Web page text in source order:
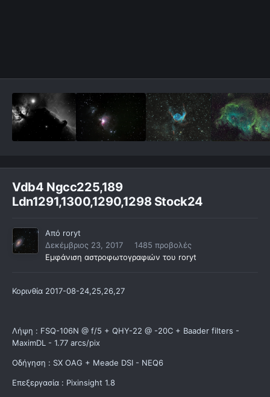
Vdb4 Ngcc225,189
Ldn1291,1300,1290,1298 Stock24
Από roryt
Δεκέμβριος 23, 2017
1485 προβολές
Εμφάνιση αστροφωτογραφιών του roryt
Κορινθία 2017-08-24,25,26,27
Λήψη : FSQ-106N @ f/5 + QHY-22 @ -20C + Baader filters -
MaximDL - 1.77 arcs/pix
Οδήγηση : SX OAG + Meade DSI - NEQ6
Επεξεργασία : Pixinsight 1.8